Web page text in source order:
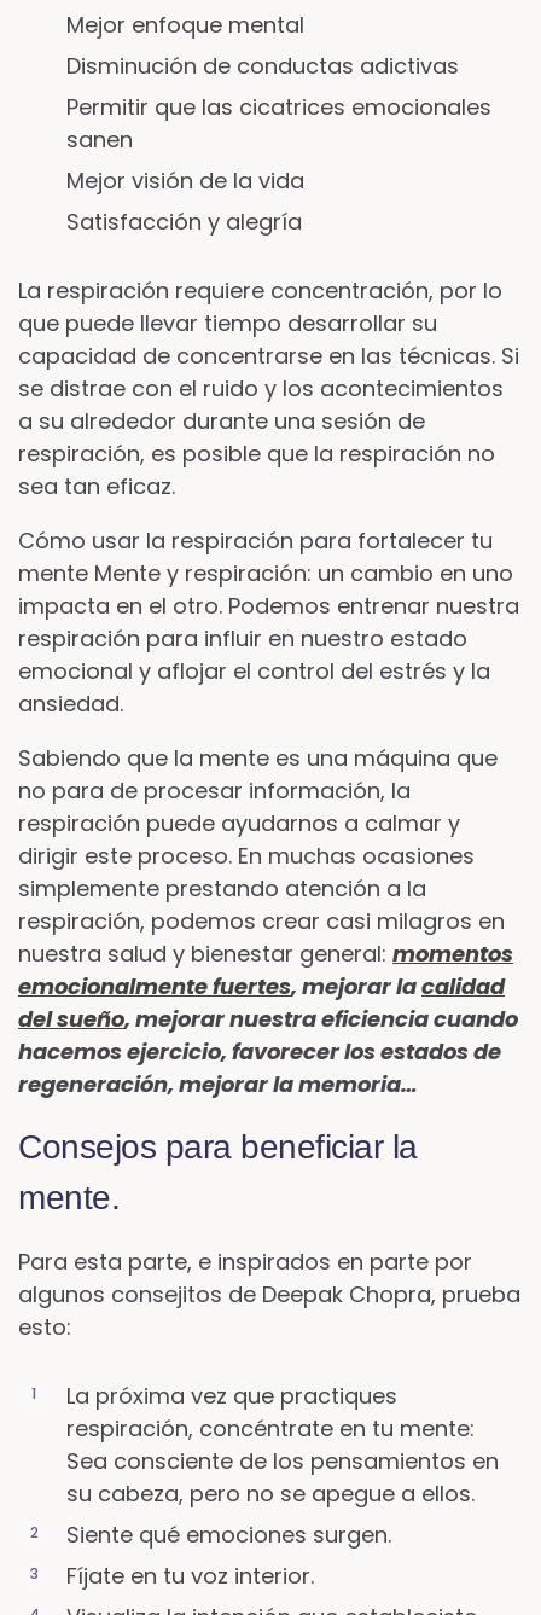
Mejor enfoque mental
Disminución de conductas adictivas
Permitir que las cicatrices emocionales
sanen
Mejor visión de la vida
Satisfacción y alegría
La respiración requiere concentración, por lo
que puede llevar tiempo desarrollar su
capacidad de concentrarse en las técnicas. Si
se distrae con el ruido y los acontecimientos
a su alrededor durante una sesión de
respiración, es posible que la respiración no
sea tan eficaz.
Cómo usar la respiración para fortalecer tu
mente Mente y respiración: un cambio en uno
impacta en el otro. Podemos entrenar nuestra
respiración para influir en nuestro estado
emocional y aflojar el control del estrés y la
ansiedad.
Sabiendo que la mente es una máquina que
no para de procesar información, la
respiración puede ayudarnos a calmar y
dirigir este proceso. En muchas ocasiones
simplemente prestando atención a la
respiración, podemos crear casi milagros en
nuestra salud y bienestar general: momentos
emocionalmente fuertes, mejorar lacalidad
del sueño, mejorar nuestra eficiencia cuando
hacemos ejercicio, favorecer los estados de
regeneración, mejorar la memoria…
Consejos para beneficiar la
mente.
Para esta parte, e inspirados en parte por
algunos consejitos de Deepak Chopra, prueba
esto:
La próxima vez que practiques
respiración, concéntrate en tu mente:
Sea consciente de los pensamientos en
su cabeza, pero no se apegue a ellos.
Siente qué emociones surgen.
Fíjate en tu voz interior.